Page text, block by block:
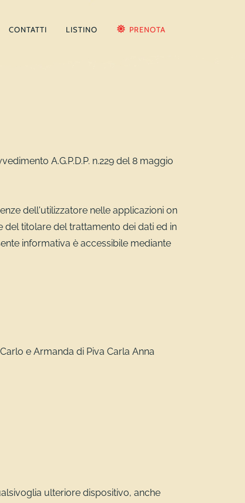
CONTATTI LISTINO PRENOTA
A.G.P.D.P. n.229 del 8 maggio
dell'utilizzatore nelle applicazioni on
del titolare del trattamento dei dati ed in
informativa è accessibile mediante
e Armanda di Piva Carla Anna
ulteriore dispositivo, anche